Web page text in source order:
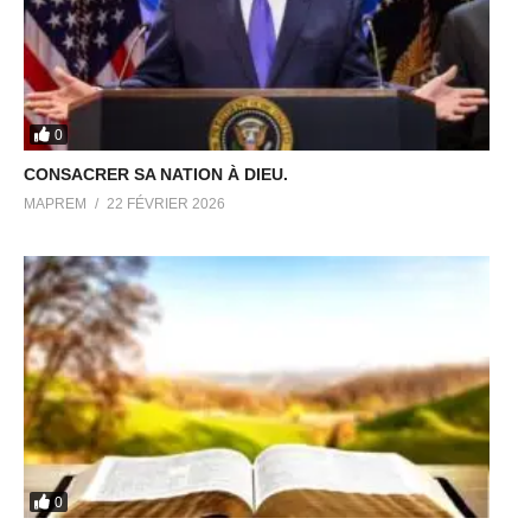
0
CONSACRER SA NATION À DIEU.
MAPREM 22 FÉVRIER 2026
0